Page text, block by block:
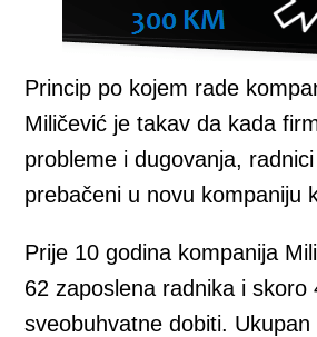
Princip po kojem rade
Miličević je takav da kada
probleme i dugovanja,
prebačeni u novu kompaniju
Prije 10 godina kompanija
62 zaposlena radnika i skoro
sveobuhvatne dobiti.